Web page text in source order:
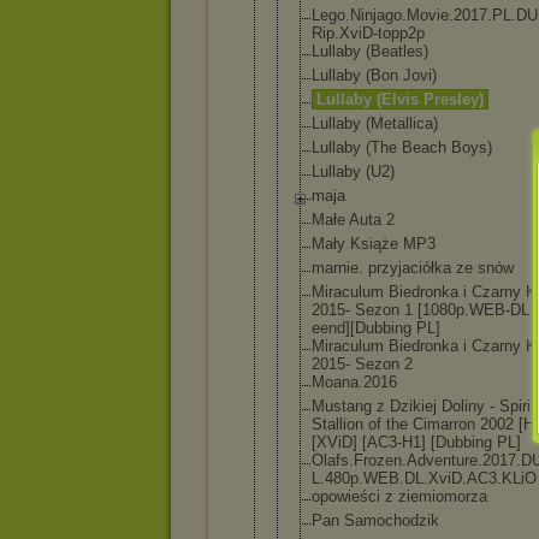
Lego.Ninjago.Movie.201
Rip.XviD-topp2p
Lullaby (Beatles)
Lullaby (Bon Jovi)
Lullaby (Elvis Presley)
Lullaby (Metallica)
Lullaby (The Beach Boys)
Lullaby (U2)
maja
Małe Auta 2
Mały Książe MP3
marnie. przyjaciółka ze snów
Miraculum Biedronka i Czarny
2015- Sezon 1 [1080p.WEB-
eend][Dubbing PL]
Miraculum Biedronka i Czarny
2015- Sezon 2
Moana.2016
Mustang z Dzikiej Doliny - Spirit
Stallion of the Cimarron 2002
[XViD] [AC3-H1] [Dubbing PL]
Olafs.Frozen.Adventure
L.480p.WEB. DL.XviD.AC3.KLiO
opowieści z ziemiomorza
Pan Samochodzik